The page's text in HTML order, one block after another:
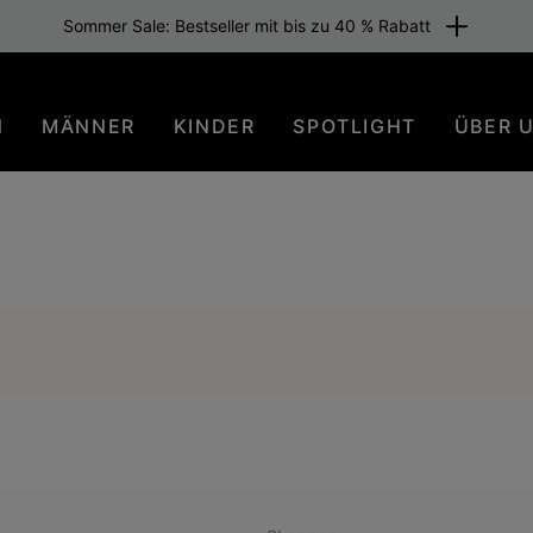
Sommer Sale: Bestseller mit bis zu 40 % Rabatt
MÄNNER KINDER SPOTLIGHT ÜBER